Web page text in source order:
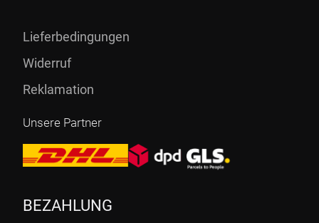
Lieferbedingungen
Widerruf
Reklamation
Unsere Partner
BEZAHLUNG